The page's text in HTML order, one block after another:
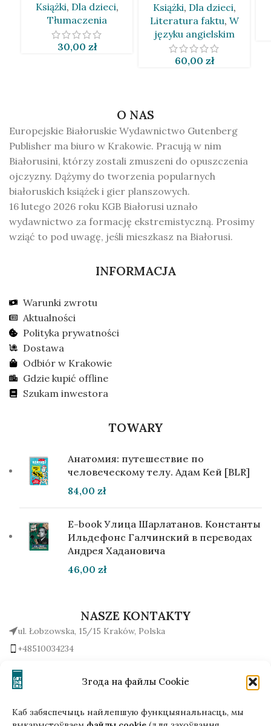
Згода на файлы Cookie
Каб забяспечыць найлепшую функцыянальнасць, мы
Książki, Dla dzieci,
Tłumaczenia
30,00 zł
Van Den Brynk
[BLR&EN]
Książki, Dla dzieci,
Literatura faktu, W
języku angielskim
60,00 zł
O NAS
Europejskie Białoruskie Wydawnictwo Gutenberg
Publisher ma biuro w Krakowie. Pracują w nim
Białorusini, którzy zostali zmuszeni do opuszczenia
ojczyzny. Dążymy do tworzenia popularnych
białoruskich książek i gier planszowych.
16 lutego 2026 roku KGB Białorusi uznało
wydawnictwo za formację ekstremistyczną. Prosimy
wziąć to pod uwagę, jeśli mieszkasz na Białorusi.
INFORMACJA
Warunki zwrotu
Aktualności
Polityka prywatności
Dostawa
Odbiór w Krakowie
Gdzie kupić offline
Szukam inwestora
TOWARY
Анатомия: путешествие по
человеческому телу. Адам Кей [BLR]
84,00 zł
E-book Улица Шарлатанов. Константы
Ильдефонс Галчинский в переводах
Андрея Хадановича
46,00 zł
NASZE KONTAKTY
ul. Łobzowska, 15/15 Kraków, Polska
+48510034234
Napisz do nas!